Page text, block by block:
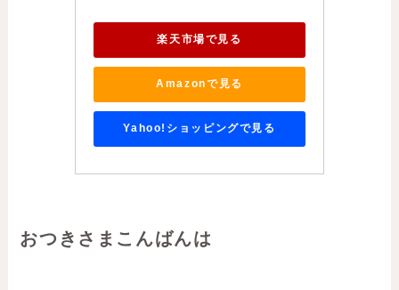
楽天市場で見る
Amazonで見る
Yahoo!ショッピングで見る
おつきさまこんばんは